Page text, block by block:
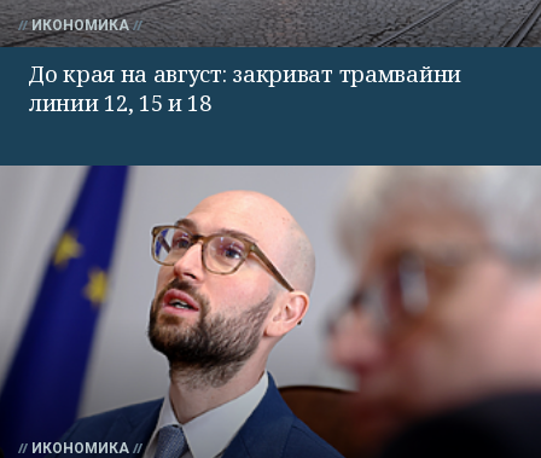
ИКОНОМИКА
До края на август: закриват трамвайни
линии 12, 15 и 18
ИКОНОМИКА